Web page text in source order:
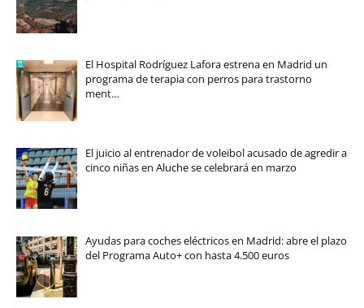
El Hospital Rodríguez Lafora estrena en Madrid un
programa de terapia con perros para trastorno
ment…
El juicio al entrenador de voleibol acusado de agredir a
cinco niñas en Aluche se celebrará en marzo
Ayudas para coches eléctricos en Madrid: abre el plazo
del Programa Auto+ con hasta 4.500 euros